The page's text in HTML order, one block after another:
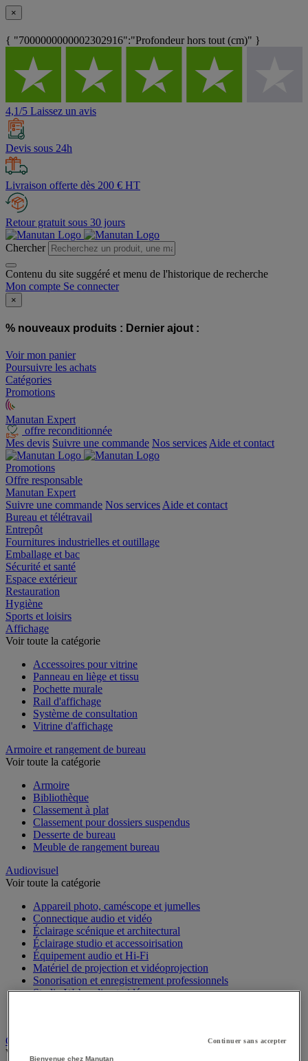
×
{ "7000000000002302916":"Profondeur hors tout (cm)" }
4,1/5 Laissez un avis
Devis sous 24h
Livraison offerte dès 200 € HT
Retour gratuit sous 30 jours
Chercher
Contenu du site suggéré et menu de l'historique de recherche
Mon compte Se connecter
×
% nouveaux produits : Dernier ajout :
Voir mon panier
Poursuivre les achats
Catégories
Promotions
Manutan Expert
offre reconditionnée
Mes devis Suivre une commande Nos services Aide et contact
Promotions
Offre responsable
Manutan Expert
Suivre une commande Nos services Aide et contact
Bureau et télétravail
Entrepôt
Fournitures industrielles et outillage
Emballage et bac
Sécurité et santé
Espace extérieur
Restauration
Hygiène
Sports et loisirs
Affichage
Voir toute la catégorie
Accessoires pour vitrine
Panneau en liège et tissu
Pochette murale
Rail d'affichage
Système de consultation
Vitrine d'affichage
Armoire et rangement de bureau
Voir toute la catégorie
Armoire
Bibliothèque
Classement à plat
Classement pour dossiers suspendus
Desserte de bureau
Meuble de rangement bureau
Audiovisuel
Voir toute la catégorie
Appareil photo, caméscope et jumelles
Connectique audio et vidéo
Éclairage scénique et architectural
Éclairage studio et accessoirisation
Équipement audio et Hi-Fi
Matériel de projection et vidéoprojection
Sonorisation et enregistrement professionnels
Studio Web radio et vidéo
Chauffage, climatisation et traitement de l'air
Voir toute la catégorie
Continuer sans accepter
Bienvenue chez Manutan